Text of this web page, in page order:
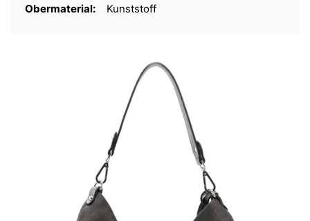
Obermaterial: Kunststoff